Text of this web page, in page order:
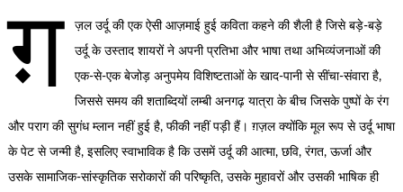
ग़
ज़ल उर्दू की एक ऐसी आज़माई हुई कविता कहने की शैली है जिसे बड़े-बड़े
उर्दू के उस्ताद शायरों ने अपनी प्रतिभा और भाषा तथा अभिव्यंजनाओं की
एक-से-एक बेजोड़ अनुपमेय विशिष्टताओं के खाद-पानी से सींचा-संवारा है,
जिससे समय की शताब्दियों लम्बी अनगढ़ यात्रा के बीच जिसके पुष्पों के रंग
और पराग की सुगंध म्लान नहीं हुई है, फीकी नहीं पड़ी हैं। ग़ज़ल क्योंकि मूल रूप से उर्दू भाषा
के पेट से जन्मी है, इसलिए स्वाभाविक है कि उसमें उर्दू की आत्मा, छवि, रंगत, ऊर्जा और
उसके सामाजिक-सांस्कृतिक सरोकारों की परिष्कृति, उसके मुहावरों और उसकी भाषिक ही